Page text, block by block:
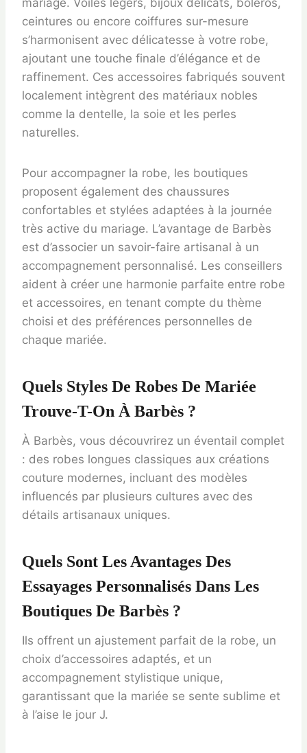
mariage. Voiles légers, bijoux délicats, boléros,
ceintures ou encore coiffures sur-mesure
s’harmonisent avec délicatesse à votre robe,
ajoutant une touche finale d’élégance et de
raffinement. Ces accessoires fabriqués souvent
localement intègrent des matériaux nobles
comme la dentelle, la soie et les perles
naturelles.
Pour accompagner la robe, les boutiques
proposent également des chaussures
confortables et stylées adaptées à la journée
très active du mariage. L’avantage de Barbès
est d’associer un savoir-faire artisanal à un
accompagnement personnalisé. Les conseillers
aident à créer une harmonie parfaite entre robe
et accessoires, en tenant compte du thème
choisi et des préférences personnelles de
chaque mariée.
Quels Styles De Robes De Mariée
Trouve-T-On À Barbès ?
À Barbès, vous découvrirez un éventail complet
: des robes longues classiques aux créations
couture modernes, incluant des modèles
influencés par plusieurs cultures avec des
détails artisanaux uniques.
Quels Sont Les Avantages Des
Essayages Personnalisés Dans Les
Boutiques De Barbès ?
Ils offrent un ajustement parfait de la robe, un
choix d’accessoires adaptés, et un
accompagnement stylistique unique,
garantissant que la mariée se sente sublime et
à l’aise le jour J.